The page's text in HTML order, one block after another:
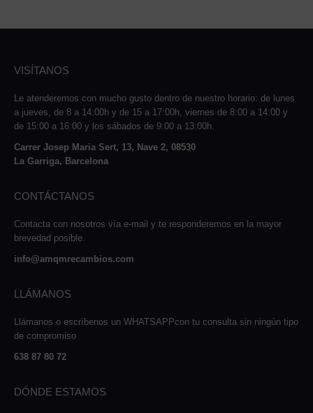
VISÍTANOS
Le atenderemos con mucho gusto dentro de nuestro horario: de lunes
a jueves, de 8 a 14:00h y de 15 a 17:00h, viernes de 8:00 a 14:00 y
de 15:00 a 16:00 y los sábados de 9:00 a 13:00h.
Carrer Josep Maria Sert, 13, Nave 2, 08530
La Garriga, Barcelona
CONTÁCTANOS
Contacta con nosotros vía e-mail y te responderemos en la mayor
brevedad posible.
info@amqmrecambios.com
LLÁMANOS
Llámanos o escríbenos un WHATSAPPcon tu consulta sin ningún tipo
de compromiso
638 87 80 72
DÓNDE ESTAMOS